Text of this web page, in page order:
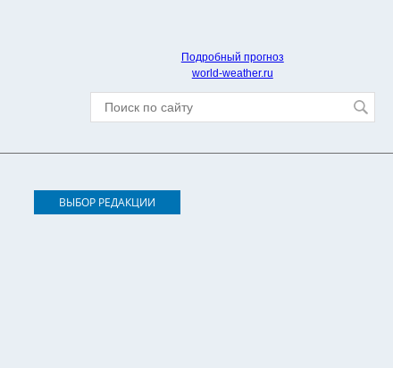
Подробный прогноз
world-weather.ru
ВЫБОР РЕДАКЦИИ